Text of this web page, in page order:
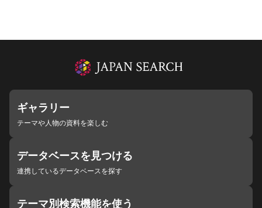
ギャラリー
テーマや人物の資料を楽しむ
データベースを見つける
連携しているデータベースを探す
テーマ別検索機能を使う